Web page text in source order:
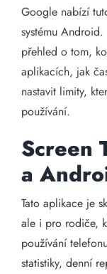
Google nabízí
systému
přehled o tom,
aplikacích, jak
nastavit limity,
používání.
Screen
a
Tato aplikace je
ale i pro rodiče,
používání
statistiky, denní